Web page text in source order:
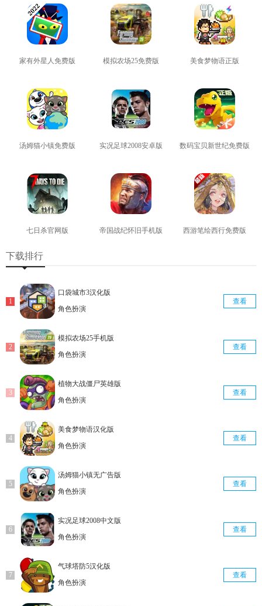
家有外星人免费版 模拟农场25免费版 美食梦物语正版
汤姆猫小镇免费版 实况足球2008安卓版 数码宝贝新世纪免费版
七日杀官网版 帝国战纪怀旧手机版 西游笔绘西行免费版
下载排行
口袋城市3汉化版
角色扮演
查看
模拟农场25手机版
角色扮演
查看
植物大战僵尸英雄版
角色扮演
查看
美食梦物语汉化版
角色扮演
查看
汤姆猫小镇无广告版
角色扮演
查看
实况足球2008中文版
角色扮演
查看
气球塔防5汉化版
角色扮演
查看